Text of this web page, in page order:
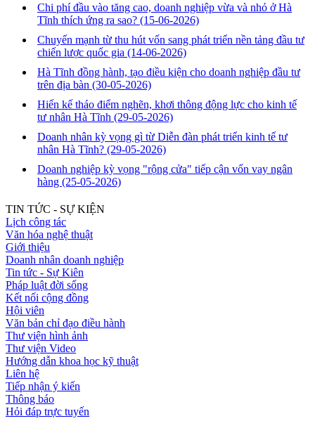
Chi phí đầu vào tăng cao, doanh nghiệp vừa và nhỏ ở Hà
Tĩnh thích ứng ra sao? (15-06-2026)
Chuyển mạnh từ thu hút vốn sang phát triển nền tảng đầu tư
chiến lược quốc gia (14-06-2026)
Hà Tĩnh đồng hành, tạo điều kiện cho doanh nghiệp đầu tư
trên địa bàn (30-05-2026)
Hiến kế tháo điểm nghẽn, khơi thông động lực cho kinh tế
tư nhân Hà Tĩnh (29-05-2026)
Doanh nhân kỳ vọng gì từ Diễn đàn phát triển kinh tế tư
nhân Hà Tĩnh? (29-05-2026)
Doanh nghiệp kỳ vọng "rộng cửa" tiếp cận vốn vay ngân
hàng (25-05-2026)
TIN TỨC - SỰ KIỆN
Lịch công tác
Văn hóa nghệ thuật
Giới thiệu
Doanh nhân doanh nghiệp
Tin tức - Sự Kiên
Pháp luật đời sống
Kết nối cộng đồng
Hội viên
Văn bản chỉ đạo điều hành
Thư viện hình ảnh
Thư viện Video
Hướng dẫn khoa học kỹ thuật
Liên hệ
Tiếp nhận ý kiến
Thông báo
Hỏi đáp trực tuyến